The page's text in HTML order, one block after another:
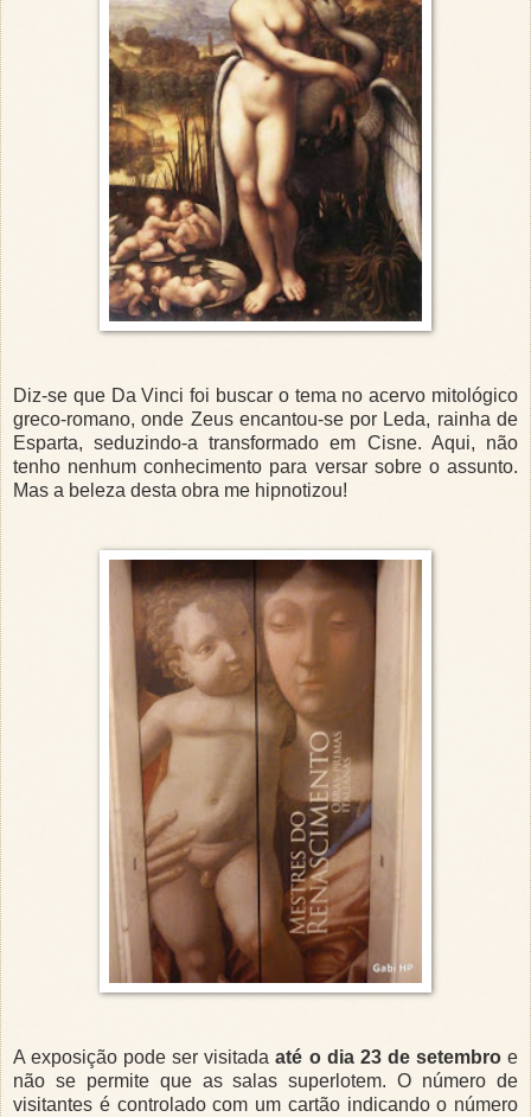
Diz-se que Da Vinci foi buscar o tema no acervo mitológico
greco-romano, onde Zeus encantou-se por Leda, rainha de
Esparta, seduzindo-a transformado em Cisne. Aqui, não
tenho nenhum conhecimento para versar sobre o assunto.
Mas a beleza desta obra me hipnotizou!
A exposição pode ser visitadaaté o dia 23 de setembroe
não se permite que as salas superlotem. O número de
visitantes é controlado com um cartão indicando o número